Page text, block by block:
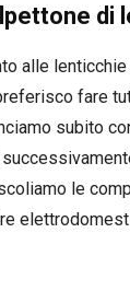
di
alle
fare
subito
le